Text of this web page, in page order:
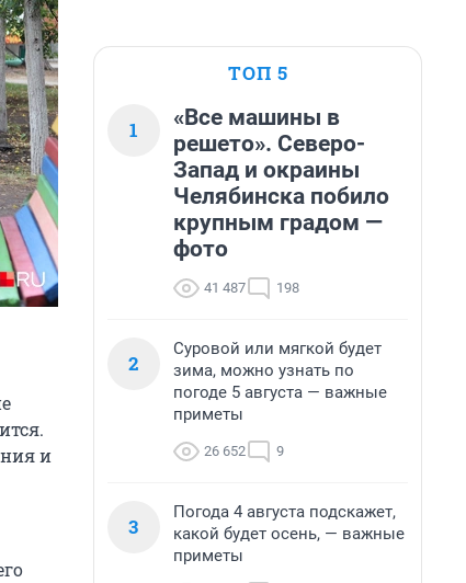
и
ТОП 5
1
«Все машины в
решето». Северо-
Запад и окраины
Челябинска побило
крупным градом —
фото
41 487 198
2
Суровой или мягкой будет
зима, можно узнать по
погоде 5 августа — важные
приметы
26 652 9
3
Погода 4 августа подскажет,
какой будет осень, — важные
приметы